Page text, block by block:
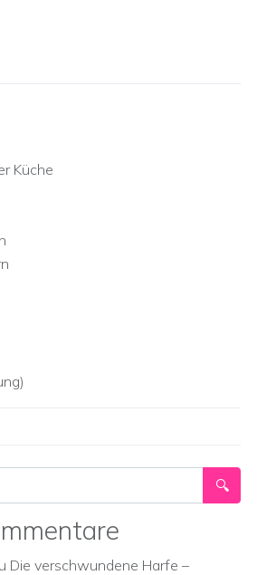
Küche
Die verschwundene Harfe –